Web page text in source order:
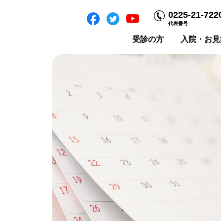
0225-21-
代表番号
受診の方 入院・お